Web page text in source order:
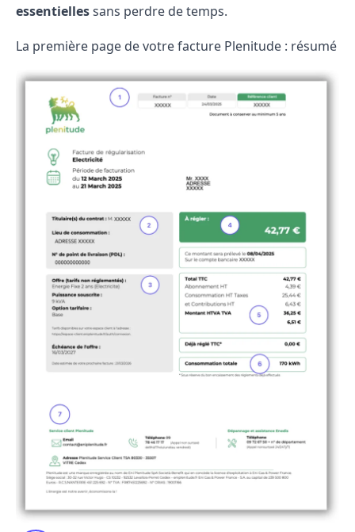
essentiellessans perdre de temps.
La première page de votre facture Plenitude : résumé